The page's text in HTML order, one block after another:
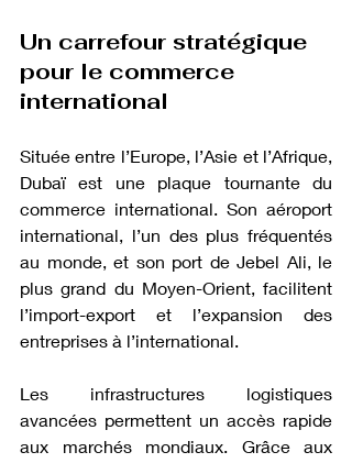
Un carrefour stratégique
pour le commerce
international
Située entre l’Europe, l’Asie et l’Afrique,
Dubaï est une plaque tournante du
commerce international. Son aéroport
international, l’un des plus fréquentés
au monde, et son port de Jebel Ali, le
plus grand du Moyen-Orient, facilitent
l’import-export et l’expansion des
entreprises à l’international.
Les infrastructures logistiques
avancées permettent un accès rapide
aux marchés mondiaux. Grâce aux